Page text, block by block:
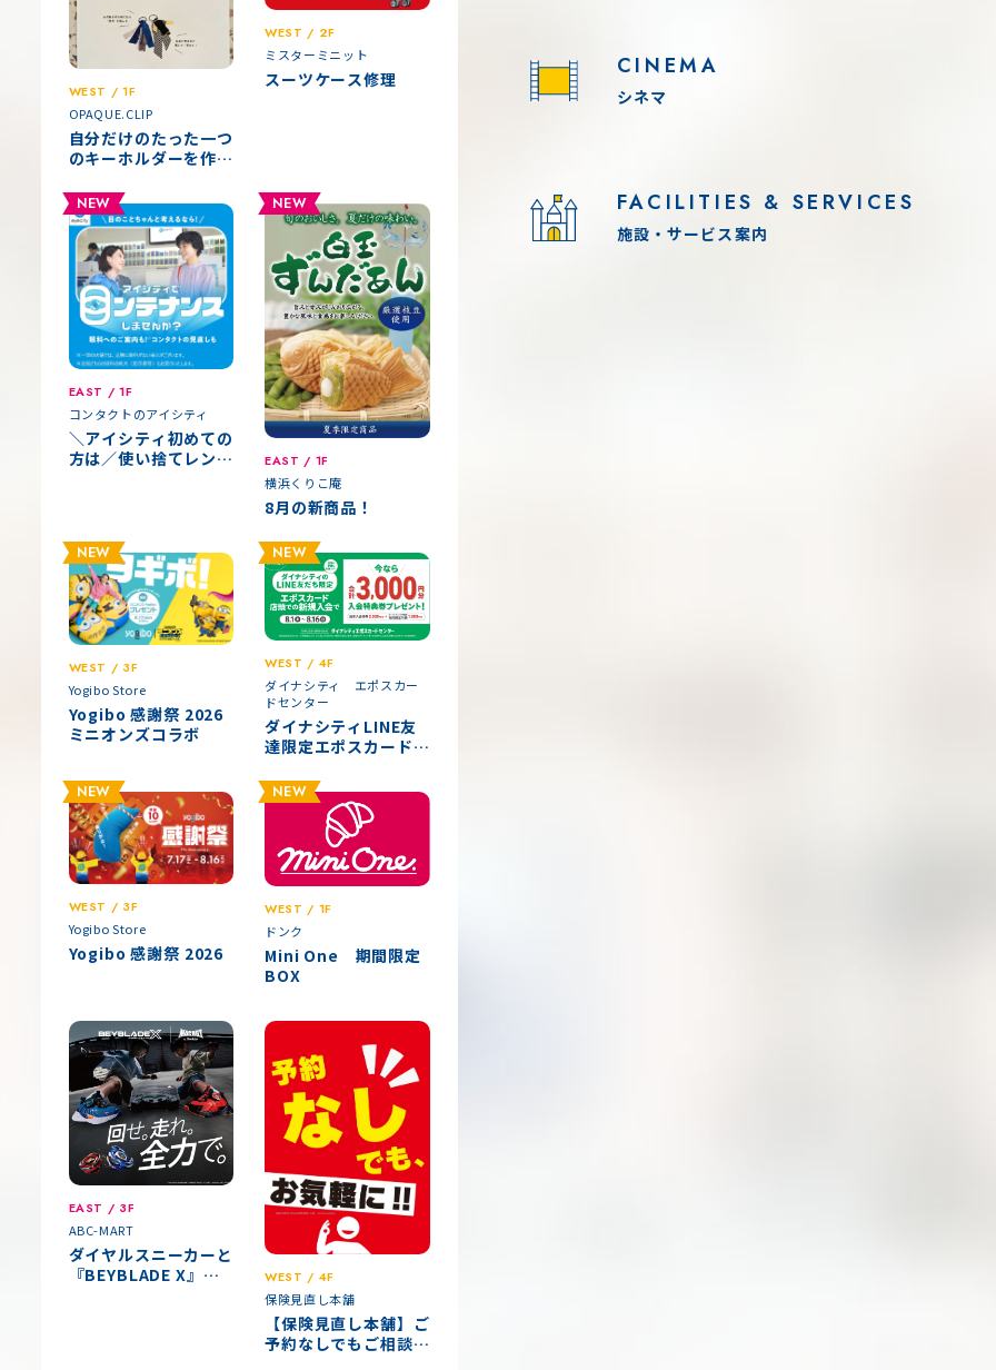
WEST / 1F
OPAQUE.CLIP
自分だけのたった一つ
のキーホルダーを作ろ
WEST / 2F
ミスターミニット
スーツケース修理
NEW
EAST / 1F
コンタクトのアイシティ
＼アイシティ初めての
方は／使い捨てレンズ
NEW
EAST / 1F
横浜くりこ庵
8月の新商品！
NEW
WEST / 3F
Yogibo Store
Yogibo 感謝祭 2026
ミニオンズコラボ
NEW
WEST / 4F
ダイナシティ エポスカー
ドセンター
ダイナシティLINE友
達限定エポスカード新
NEW
WEST / 3F
Yogibo Store
Yogibo 感謝祭 2026
NEW
WEST / 1F
ドンク
Mini One 期間限定
BOX
EAST / 3F
ABC-MART
ダイヤルスニーカーと
『BEYBLADE X』の
WEST / 4F
保険見直し本舗
【保険見直し本舗】ご
予約なしでもご相談い
CINEMA
シネマ
FACILITIES & SERVICES
施設・サービス案内